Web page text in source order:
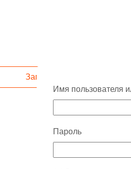
Запросить скидку
Имя пользователя
Пароль